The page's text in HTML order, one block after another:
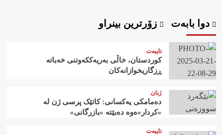
دوا بابەت زۆرترین بینراو
تایبەت
کوردستان، خاڵی بەریەککەوتنی خەباتە
ڕزگاریخوازانەکان
ژنان
دەمامکی یەکسانی: کاتێک پرسی ژن لە
«کردار»ەوە دەبێتە «بازرگانی»
تایبەت